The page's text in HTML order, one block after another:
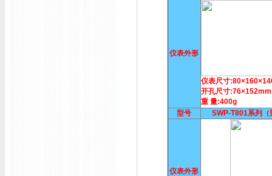
仪表外形
仪表尺寸
开孔尺寸:76×152mm
重 量:400g
型号
SWP-T801系列（
仪表外形